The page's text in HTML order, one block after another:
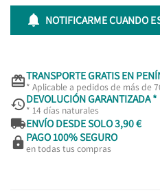
 NOTIFICARME CUANDO
TRANSPORTE GRATIS EN
* Aplicable a pedidos de más de
DEVOLUCIÓN GARANTIZADA *
* 14 días naturales
ENVÍO DESDE SOLO 3,90 €
 PAGO 100% SEGURO
en todas tus compras